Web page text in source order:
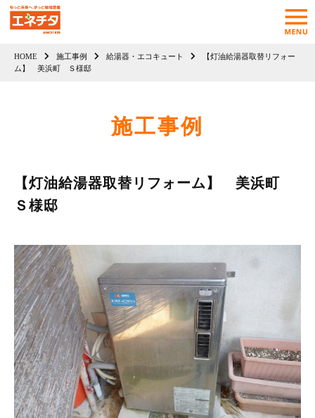
HOME 施工事例 給湯器・エコキュート
【灯油給湯器取替リフォー
ム】 美浜町 Ｓ様邸
施工事例
【灯油給湯器取替リフォーム】 美浜町
Ｓ様邸